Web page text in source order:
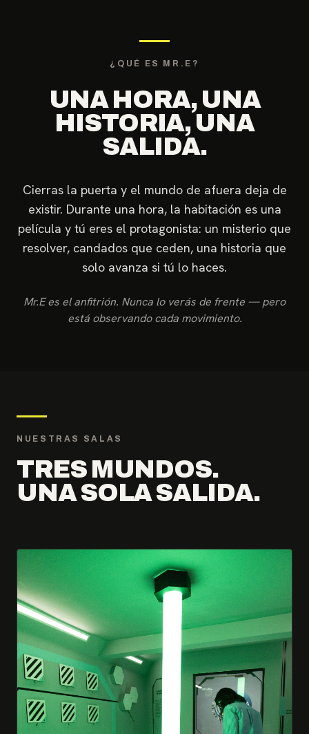
¿QUÉ ES MR.E?
UNA HORA, UNA
HISTORIA, UNA
SALIDA.
Cierras la puerta y el mundo de afuera deja de
existir. Durante una hora, la habitación es una
película y tú eres el protagonista: un misterio que
resolver, candados que ceden, una historia que
solo avanza si tú lo haces.
Mr.E es el anfitrión. Nunca lo verás de frente — pero
está observando cada movimiento.
NUESTRAS SALAS
TRES MUNDOS.
UNA SOLA SALIDA.